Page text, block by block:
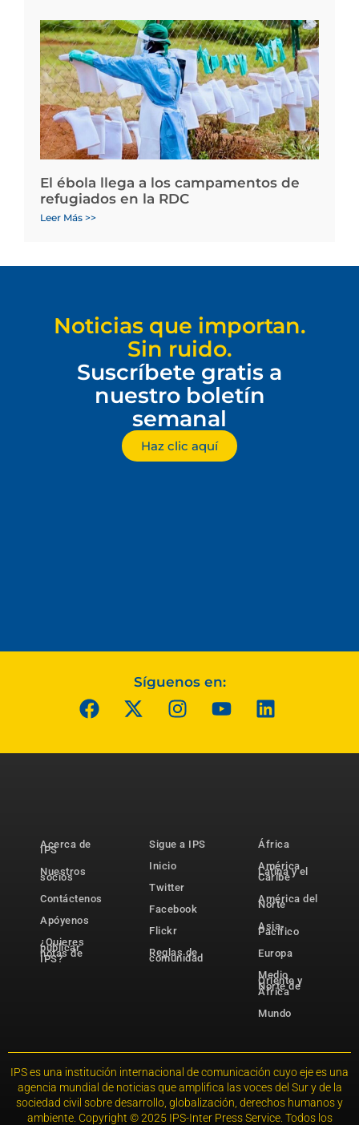
El ébola llega a los campamentos de
refugiados en la RDC
Leer Más >>
Noticias que importan.
Sin ruido.
Suscríbete gratis a
nuestro boletín
semanal
Haz clic aquí
Síguenos en:
Acerca de
IPS
Nuestros
socios
Contáctenos
Apóyenos
¿Quieres
publicar
notas de
IPS?
Sigue a IPS
Inicio
Twitter
Facebook
Flickr
Reglas de
comunidad
África
América
Latina y el
Caribe
América del
Norte
Asia-
Pacífico
Europa
Medio
Oriente y
Norte de
África
Mundo
IPS es una institución internacional de comunicación cuyo eje es una
agencia mundial de noticias que amplifica las voces del Sur y de la
sociedad civil sobre desarrollo, globalización, derechos humanos y
ambiente. Copyright © 2025 IPS-Inter Press Service. Todos los